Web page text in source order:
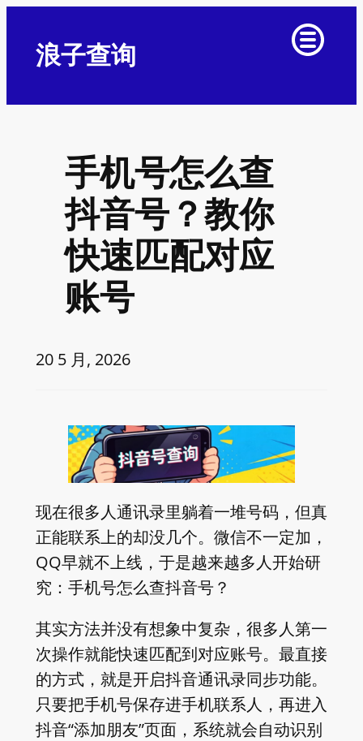
浪子查询
手机号怎么查
抖音号？教你
快速匹配对应
账号
20 5 月, 2026
现在很多人通讯录里躺着一堆号码，但真
正能联系上的却没几个。微信不一定加，
QQ早就不上线，于是越来越多人开始研
究：手机号怎么查抖音号？
其实方法并没有想象中复杂，很多人第一
次操作就能快速匹配到对应账号。最直接
的方式，就是开启抖音通讯录同步功能。
只要把手机号保存进手机联系人，再进入
抖音“添加朋友”页面，系统就会自动识别